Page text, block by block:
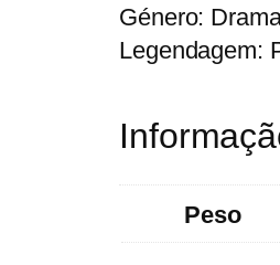
Género:
Legendagem:
Peso